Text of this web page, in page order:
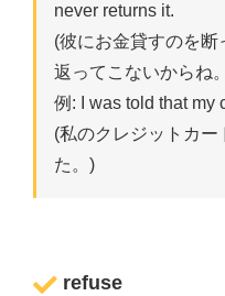
never returns it.
(彼にお金貸すのを断
返ってこないからね
例: I was told that my
(私のクレジットカ
た。)
refuse